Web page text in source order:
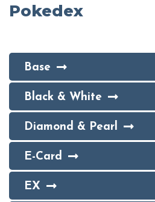
Pokedex
Base
Black & White
Diamond & Pearl
E-Card
EX